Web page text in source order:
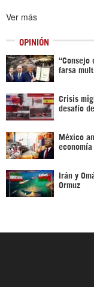
Ver más
OPINIÓN
“Consejo
farsa
Crisis
desafío
México
economía
Irán y
Ormuz